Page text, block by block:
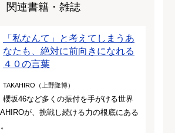
関連書籍・雑誌
「私なんて」と考えてしまうあ
なたも、絶対に前向きになれる
４０の言葉
TAKAHIRO（上野隆博）
櫻坂46など多くの振付を手がける世界
が、挑戦し続ける力の根底にある